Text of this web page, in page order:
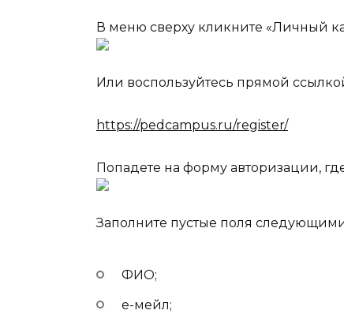
В меню сверху кликните «Личный
Или воспользуйтесь прямой
https://pedcampus.ru/register/
Попадете на форму авторизации,
Заполните пустые поля
ФИО;
е-мейл;